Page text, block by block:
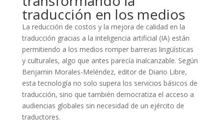
traducción en los medios
La reducción de costos y la mejora de calidad en la
traducción gracias a la inteligencia artificial (IA) están
permitiendo a los medios romper barreras lingüísticas
y culturales, algo que antes parecía inalcanzable. Según
Benjamin Morales-Meléndez, editor de Diario Libre,
esta tecnología no solo supera los servicios básicos de
traducción, sino que también democratiza el acceso a
audiencias globales sin necesidad de un ejército de
traductores.